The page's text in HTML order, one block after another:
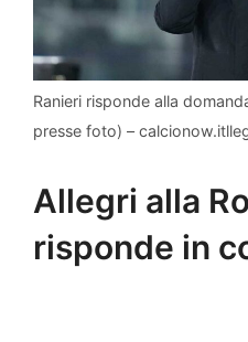
Ranieri risponde alla
presse foto) –
Allegri alla
risponde in